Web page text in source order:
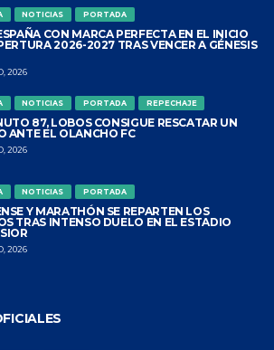
NOTICIAS PORTADA
CON MARCA PERFECTA EN EL INICIO
2026-2027 TRAS VENCER A GÉNESIS
2026
NOTICIAS PORTADA REPECHAJE
87, LOBOS CONSIGUE RESCATAR UN
ANTE EL OLANCHO FC
2026
NOTICIAS PORTADA
Y MARATHÓN SE REPARTEN LOS
TRAS INTENSO DUELO EN EL ESTADIO
2026